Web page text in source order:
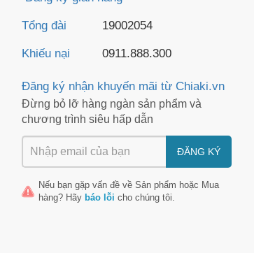
Tổng đài 19002054
Khiếu nại 0911.888.300
Đăng ký nhận khuyến mãi từ Chiaki.vn
Đừng bỏ lỡ hàng ngàn sản phẩm và
chương trình siêu hấp dẫn
ĐĂNG KÝ
Nếu bạn gặp vấn đề về Sản phẩm hoặc Mua
hàng? Hãy báo lỗi cho chúng tôi.